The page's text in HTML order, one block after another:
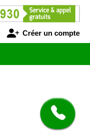
Créer un compte